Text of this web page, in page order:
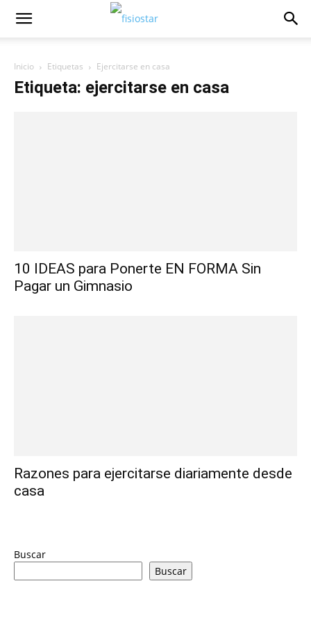
Inicio Etiquetas Ejercitarse en casa
Etiqueta: ejercitarse en casa
10 IDEAS para Ponerte EN FORMA Sin
Pagar un Gimnasio
Razones para ejercitarse diariamente desde
casa
Buscar
Buscar